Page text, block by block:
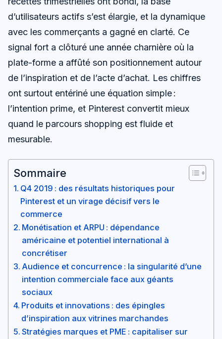
d’utilisateurs actifs s’est élargie, et la dynamique
avec les commerçants a gagné en clarté. Ce
signal fort a clôturé une année charnière où la
plate-forme a affûté son positionnement autour
de l’inspiration et de l’acte d’achat. Les chiffres
ont surtout entériné une équation simple :
l’intention prime, et Pinterest convertit mieux
quand le parcours shopping est fluide et
mesurable.
Sommaire
Q4 2019 : des résultats historiques pour
Pinterest et un virage décisif vers le
commerce
Monétisation et ARPU : dépendance
américaine et potentiel international à
concrétiser
Audience et concurrence : la singularité d’une
intention commerciale face aux géants
sociaux
Produits et innovations : des épingles
d’inspiration aux vitrines marchandes
Stratégies marques et PME : capitaliser sur